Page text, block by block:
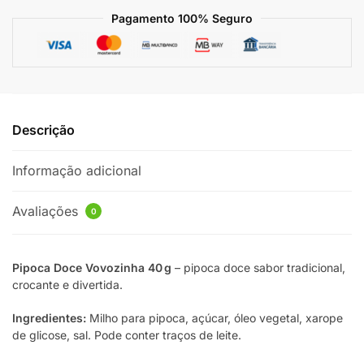
Pagamento 100% Seguro
Descrição
Informação adicional
Avaliações 0
Pipoca Doce Vovozinha 40 g – pipoca doce sabor tradicional,
crocante e divertida.
Ingredientes: Milho para pipoca, açúcar, óleo vegetal, xarope
de glicose, sal. Pode conter traços de leite.